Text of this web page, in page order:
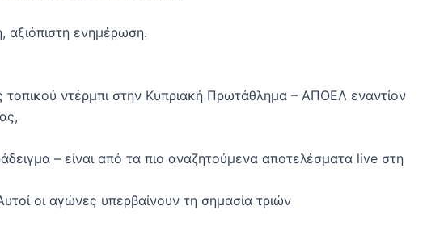
αξιόπιστη ενημέρωση.
τοπικού ντέρμπι στην Κυπριακή Πρωτάθλημα – ΑΠΟΕΛ εναντίον
– είναι από τα πιο αναζητούμενα αποτελέσματα live στη
οι αγώνες υπερβαίνουν τη σημασία τριών